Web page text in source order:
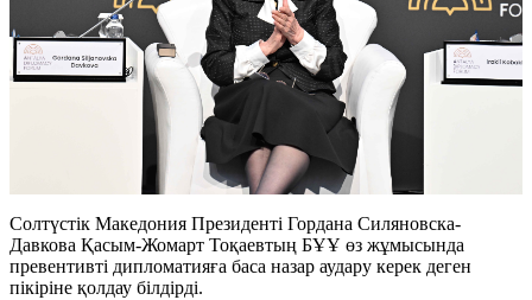
Солтүстік Македония Президенті Гордана Силяновска-
Давкова Қасым-Жомарт Тоқаевтың БҰҰ өз жұмысында
превентивті дипломатияға баса назар аудару керек деген
пікіріне қолдау білдірді.